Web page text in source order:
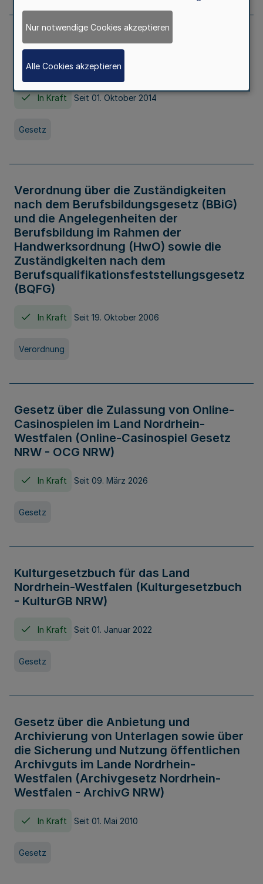
Gesetz über die Hochschulen des Landes
Nordrhein-Westfalen (Hochschulgesetz -
HG)
In Kraft Seit 01. Oktober 2014
Gesetz
Verordnung über die Zuständigkeiten
nach dem Berufsbildungsgesetz (BBiG)
und die Angelegenheiten der
Berufsbildung im Rahmen der
Handwerksordnung (HwO) sowie die
Zuständigkeiten nach dem
Berufsqualifikationsfeststellungsgesetz
(BQFG)
In Kraft Seit 19. Oktober 2006
Verordnung
Gesetz über die Zulassung von Online-
Casinospielen im Land Nordrhein-
Westfalen (Online-Casinospiel Gesetz
NRW - OCG NRW)
In Kraft Seit 09. März 2026
Gesetz
Kulturgesetzbuch für das Land
Nordrhein-Westfalen (Kulturgesetzbuch
- KulturGB NRW)
In Kraft Seit 01. Januar 2022
Gesetz
Gesetz über die Anbietung und
Archivierung von Unterlagen sowie über
die Sicherung und Nutzung öffentlichen
Archivguts im Lande Nordrhein-
Westfalen (Archivgesetz Nordrhein-
Westfalen - ArchivG NRW)
In Kraft Seit 01. Mai 2010
Gesetz
Nur notwendige Cookies akzeptieren
Alle Cookies akzeptieren